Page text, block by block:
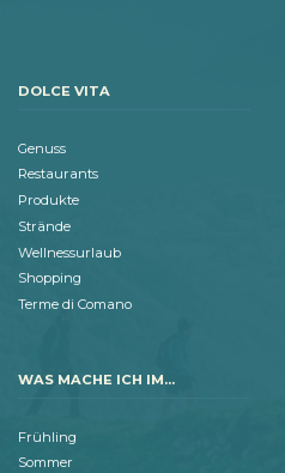
DOLCE VITA
Genuss
Restaurants
Produkte
Strände
Wellnessurlaub
Shopping
Terme di Comano
WAS MACHE ICH IM...
Frühling
Sommer